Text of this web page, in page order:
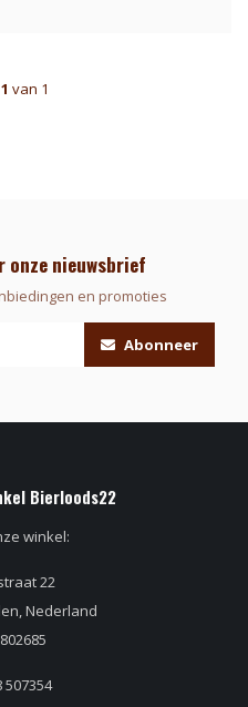
1 van 1
onze nieuwsbrief
en promoties
Abonneer
Bierloods22
winkel:
22
Nederland
507354